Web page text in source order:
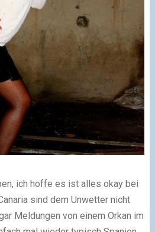
ich hoffe es ist alles okay bei
sind dem Unwetter nicht
Meldungen von einem Orkan im